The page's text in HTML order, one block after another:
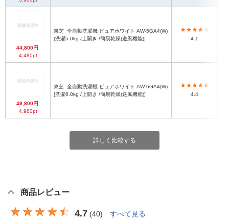
44,800円
4,480pt
東芝
[洗濯5.0kg /上開き /簡易乾燥(送風機能)]
4.1
49,800円
4,980pt
東芝
[洗濯6.0kg /上開き /簡易乾燥(送風機能)]
4.4
詳しく比較する
商品レビュー
4.7 (40) すべて見る